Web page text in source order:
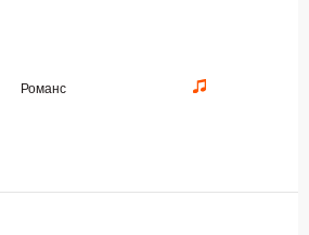
Романс